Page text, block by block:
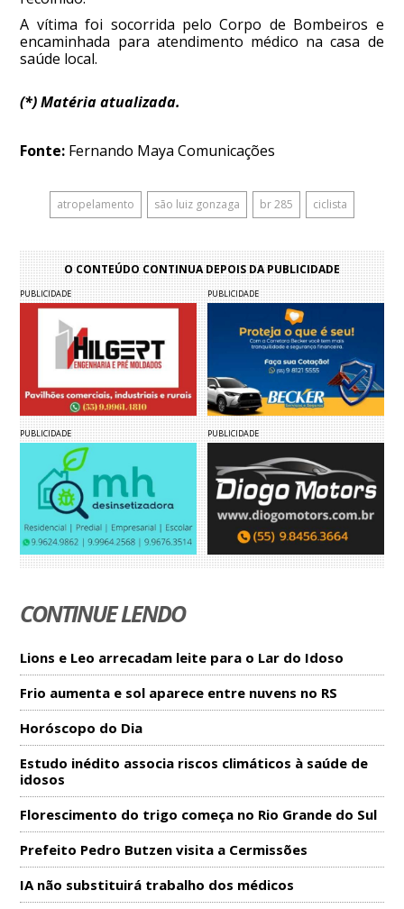
A vítima foi socorrida pelo Corpo de Bombeiros e
encaminhada para atendimento médico na casa de
saúde local.
(*) Matéria atualizada.
Fonte: Fernando Maya Comunicações
atropelamento são luiz gonzaga br 285 ciclista
O CONTEÚDO CONTINUA DEPOIS DA PUBLICIDADE
PUBLICIDADE PUBLICIDADE
PUBLICIDADE PUBLICIDADE
CONTINUE LENDO
Lions e Leo arrecadam leite para o Lar do Idoso
Frio aumenta e sol aparece entre nuvens no RS
Horóscopo do Dia
Estudo inédito associa riscos climáticos à saúde de
idosos
Florescimento do trigo começa no Rio Grande do Sul
Prefeito Pedro Butzen visita a Cermissões
IA não substituirá trabalho dos médicos